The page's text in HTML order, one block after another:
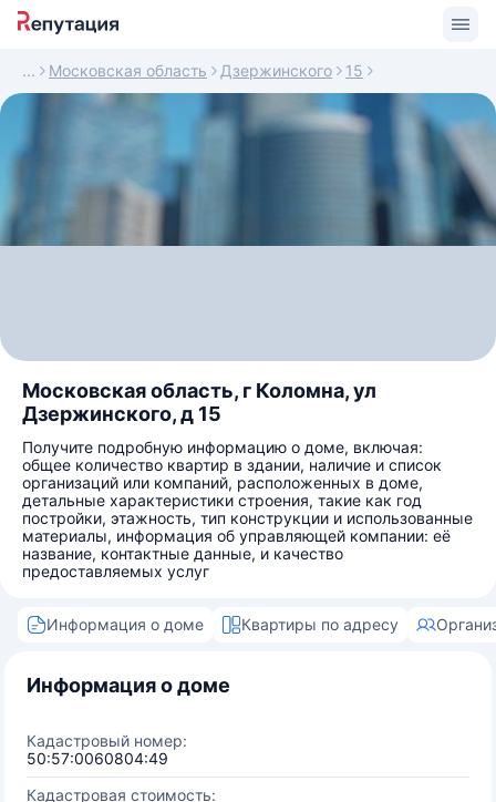
Московская область Дзержинского 15
Московская область, г Коломна, ул
Дзержинского, д 15
Получите подробную информацию о доме, включая:
общее количество квартир в здании, наличие и список
организаций или компаний, расположенных в доме,
детальные характеристики строения, такие как год
постройки, этажность, тип конструкции и использованные
материалы, информация об управляющей компании: её
название, контактные данные, и качество
предоставляемых услуг
Информация о доме Квартиры по адресу
Информация о доме
Кадастровый номер:
50:57:0060804:49
Кадастровая стоимость: